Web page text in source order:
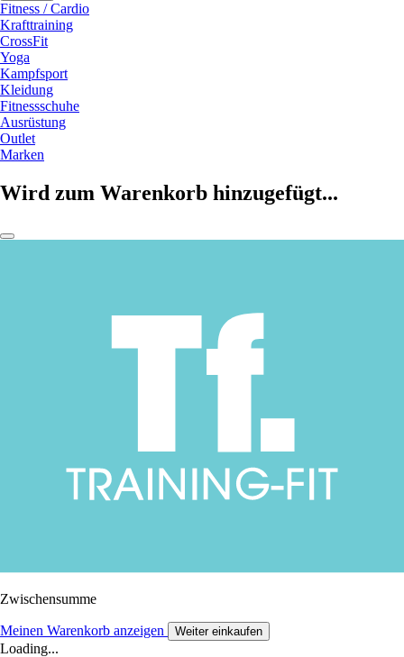
Fitness / Cardio
Krafttraining
CrossFit
Yoga
Kampfsport
Kleidung
Fitnessschuhe
Ausrüstung
Outlet
Marken
Wird zum Warenkorb hinzugefügt...
Zwischensumme
Meinen Warenkorb anzeigen Weiter einkaufen
Loading...